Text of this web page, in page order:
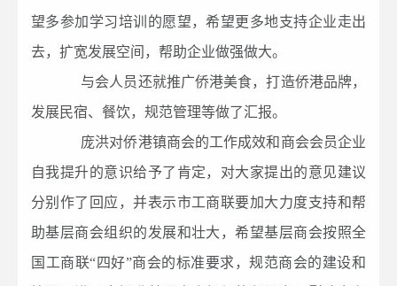
望多参加学习培训的愿望，希望更多地支持企业走出
去，扩宽发展空间，帮助企业做强做大。
与会人员还就推广侨港美食，打造侨港品牌，
发展民宿、餐饮，规范管理等做了汇报。
庞洪对侨港镇商会的工作成效和商会会员企业
自我提升的意识给予了肯定，对大家提出的意见建议
分别作了回应，并表示市工商联要加大力度支持和帮
助基层商会组织的发展和壮大，希望基层商会按照全
国工商联“四好”商会的标准要求，规范商会的建设和